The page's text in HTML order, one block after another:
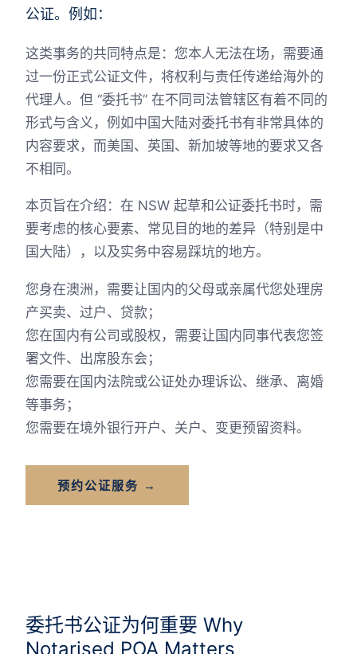
公证。例如：
这类事务的共同特点是：您本人无法在场，需要通
过一份正式公证文件，将权利与责任传递给海外的
代理人。但 “委托书” 在不同司法管辖区有着不同的
形式与含义，例如中国大陆对委托书有非常具体的
内容要求，而美国、英国、新加坡等地的要求又各
不相同。
本页旨在介绍：在 NSW 起草和公证委托书时，需
要考虑的核心要素、常见目的地的差异（特别是中
国大陆），以及实务中容易踩坑的地方。
您身在澳洲，需要让国内的父母或亲属代您处理房
产买卖、过户、贷款；
您在国内有公司或股权，需要让国内同事代表您签
署文件、出席股东会；
您需要在国内法院或公证处办理诉讼、继承、离婚
等事务；
您需要在境外银行开户、关户、变更预留资料。
预约公证服务 →
委托书公证为何重要 Why
Notarised POA Matters